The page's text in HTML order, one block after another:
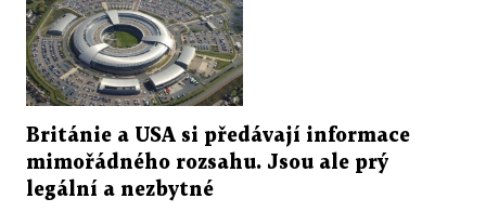
Británie a USA si předávají informace
mimořádného rozsahu. Jsou ale prý
legální a nezbytné